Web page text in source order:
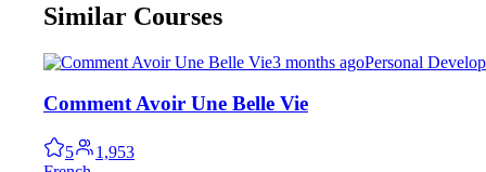
Similar Courses
3 months agoPersonal
Comment Avoir Une Belle Vie
5
1,953